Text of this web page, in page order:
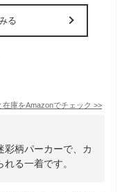
る
在庫をAmazonでチェック >>
彩柄パーカーで、カ
る一着です。